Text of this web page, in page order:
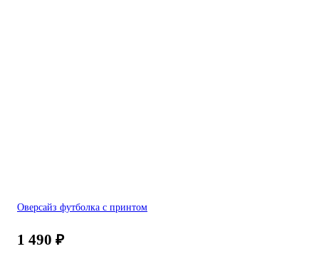
Оверсайз футболка с принтом
1 490 ₽